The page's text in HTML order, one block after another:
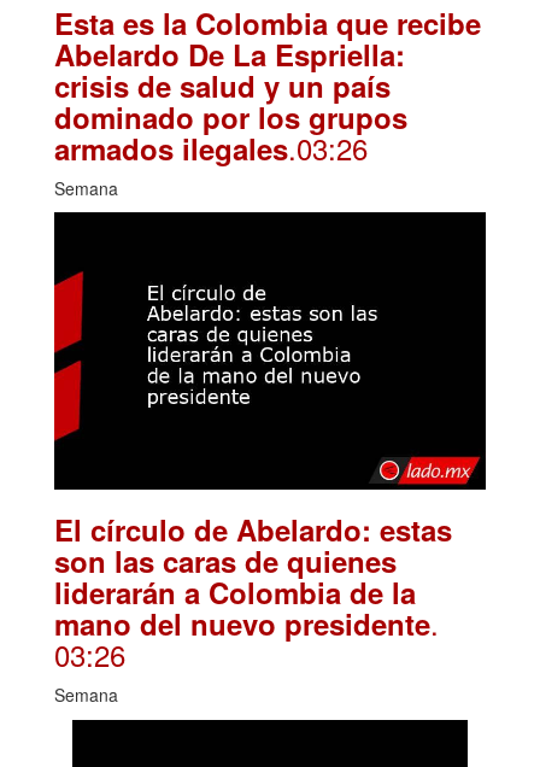
Esta es la Colombia que recibe
Abelardo De La Espriella:
crisis de salud y un país
dominado por los grupos
armados ilegales.03:26
Semana
El círculo de Abelardo: estas
son las caras de quienes
liderarán a Colombia de la
mano del nuevo presidente.
03:26
Semana